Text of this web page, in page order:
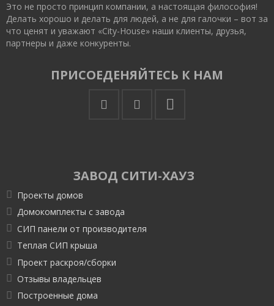
Это не просто принцип компании, а настоящая философия!
Делать хорошо и делать для людей, а не для галочки – вот за
что ценят и уважают «City-House» наши клиенты, друзья,
партнеры и даже конкуренты.
ПРИСОЕДЕНЯЙТЕСЬ К НАМ
ЗАВОД СИТИ-ХАУЗ
Проекты домов
Домокомплекты с завода
СИП панели от производителя
Теплая СИП крыша
Проект раскроя/сборки
Отзывы владельцев
Построенные дома